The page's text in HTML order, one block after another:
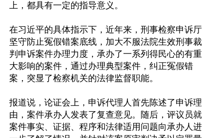
上，都具有一定的指导意义。
在习近平的具体指示下，近年来，刑事检察申诉厅
坚守防止冤假错案底线，加大不服法院生效刑事裁
判申诉案件办理力度，承办了一系列得民心的有重
大影响的案件，通过办理典型案件，纠正冤假错
案，突显了检察机关的法律监督职能。
报道说，论证会上，申诉代理人首先陈述了申诉理
由，案件承办人发表了复查意见。随后，评议员就
案件事实、证据、程序和法律适用问题向承办人进